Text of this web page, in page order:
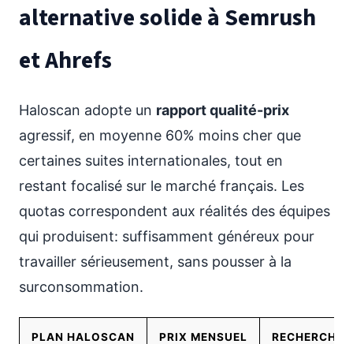
alternative solide à Semrush
et Ahrefs
Haloscan adopte un rapport qualité-prix
agressif, en moyenne 60% moins cher que
certaines suites internationales, tout en
restant focalisé sur le marché français. Les
quotas correspondent aux réalités des équipes
qui produisent: suffisamment généreux pour
travailler sérieusement, sans pousser à la
surconsommation.
PLAN HALOSCAN PRIX MENSUEL